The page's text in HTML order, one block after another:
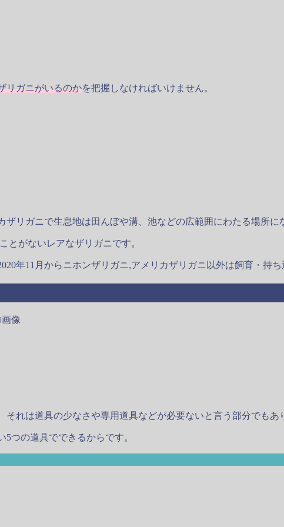
リガニがいるのかを把握しなければいけません。
リガニで生息地は田んぼや溝、池などの広範囲にわたる場所に
とがないレアなザリガニです。
年11月からニホンザリガニ,アメリカザリガニ以外は飼育・持
れは道具の少なさや専用道具などが必要ないと言う部分でもあ
つの道具でできるからです。